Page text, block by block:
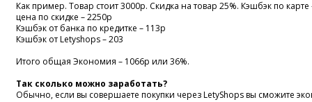
Как пример. Товар стоит 3000р. Скидка на товар 25%. Кэшбэк по
цена по скидке – 2250р
Кэшбэк от банка по кредитке – 113р
Кэшбэк от Letyshops – 203
Итого общая Экономия – 1066р или 36%.
Так сколько можно заработать?
Обычно, если вы совершаете покупки через LetyShops вы сможите